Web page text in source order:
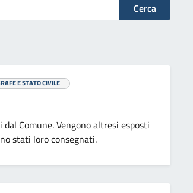
Cerca
E STATO CIVILE
Comune. Vengono altresi esposti
stati loro consegnati.